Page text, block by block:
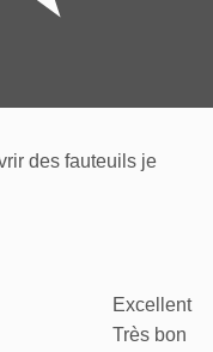
des fauteuils je
Excellent
Très bon